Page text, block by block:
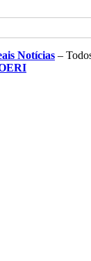
Notícias –